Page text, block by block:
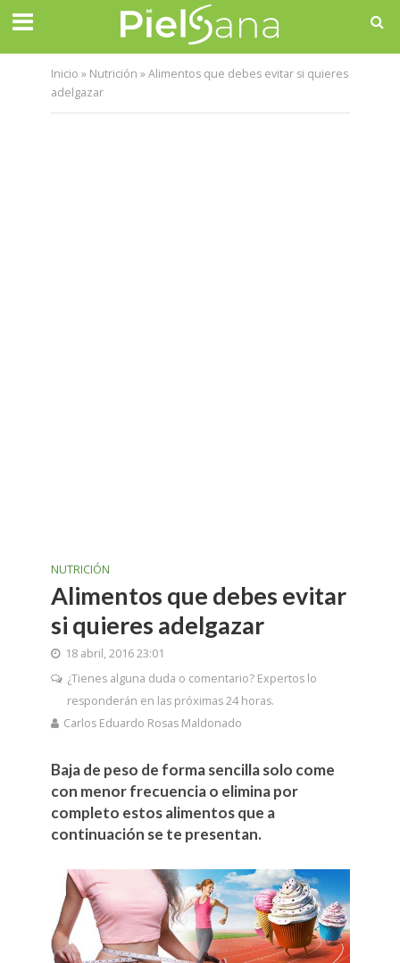
Inicio » Nutrición »Alimentos que debes evitar si quieres
adelgazar
NUTRICIÓN
Alimentos que debes evitar
si quieres adelgazar
18 abril, 2016 23:01
¿Tienes alguna duda o comentario? Expertos lo
responderán en las próximas 24 horas.
Carlos Eduardo Rosas Maldonado
Baja de peso de forma sencilla solo come
con menor frecuencia o elimina por
completo estos alimentos que a
continuación se te presentan.